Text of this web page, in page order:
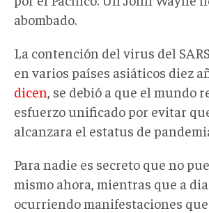
abombado.
La contención del virus del
en varios países asiáticos diez
dicen, se debió a que el mundo
esfuerzo unificado por evitar
alcanzara el estatus de
Para nadie es secreto que no
mismo ahora, mientras que a
ocurriendo manifestaciones